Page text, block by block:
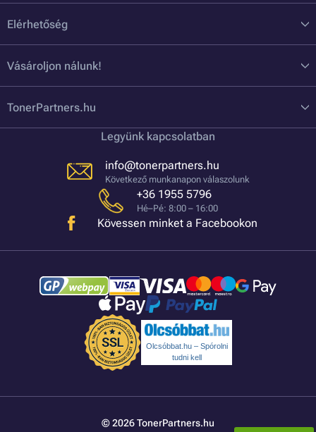
Elérhetőség
Vásároljon nálunk!
TonerPartners.hu
Legyünk kapcsolatban
info@tonerpartners.hu
Következő munkanapon válaszolunk
+36 1955 5796
Hé–Pé: 8:00 – 16:00
Kövessen minket a Facebookon
Olcsóbbat.hu – Spórolni
tudni kell
© 2026 TonerPartners.hu